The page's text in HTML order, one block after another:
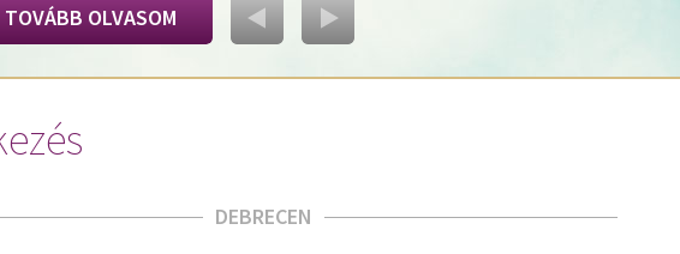
TOVÁBB OLVASOM
DEBRECEN